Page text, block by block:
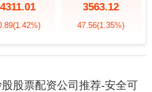
(1.42%)
3563.12
47.56(1.35%)
股票配资公司推荐-安全可